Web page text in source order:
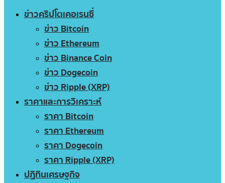
ข่าวคริปโตเคอเรนซี่
ข่าว Bitcoin
ข่าว Ethereum
ข่าว Binance Coin
ข่าว Dogecoin
ข่าว Ripple (XRP)
ราคาและการวิเคราะห์
ราคา Bitcoin
ราคา Ethereum
ราคา Dogecoin
ราคา Ripple (XRP)
ปฏิทินเศรษฐกิจ